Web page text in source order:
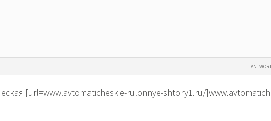
[url=www.avtomaticheskie-rulonnye-shtory1.ru/